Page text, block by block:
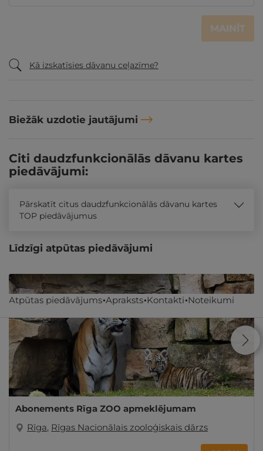
MAINĪT
Kā izskatīsies dāvanu ceļazīme?
Biežāk uzdotie jautājumi
Atpūtas piedāvājums Apraksts Kontakti Noteikumi
Citi daudzfunkcionālās dāvanu kartes
piedāvājumi:
Pārskatīt citus daudzfunkcionālās dāvanu kartes
TOP piedāvājumus
Līdzīgi atpūtas piedāvājumi
Abonements Rīga ZOO apmeklējumam
Rīga, Rīgas Nacionālais zooloģiskais dārzs